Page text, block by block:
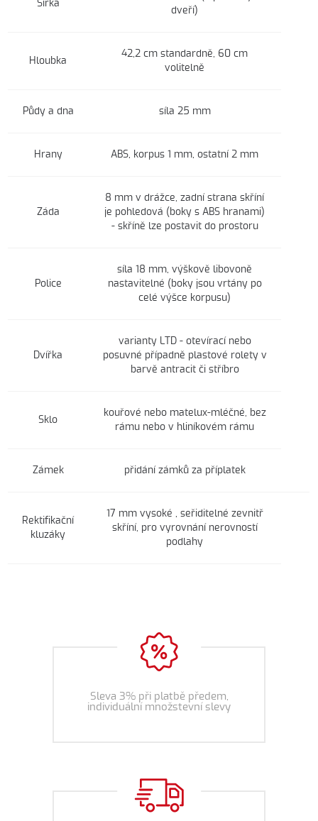
Šířka
dveří)
Hloubka
42,2 cm standardně, 60 cm
volitelně
Půdy a dna síla 25 mm
Hrany ABS, korpus 1 mm, ostatní 2 mm
Záda
8 mm v drážce, zadní strana skříní
je pohledová (boky s ABS hranami)
- skříně lze postavit do prostoru
Police
síla 18 mm, výškově libovoně
nastavitelné (boky jsou vrtány po
celé výšce korpusu)
Dvířka
varianty LTD - otevírací nebo
posuvné případně plastové rolety v
barvě antracit či stříbro
Sklo
kouřové nebo matelux-mléčné, bez
rámu nebo v hliníkovém rámu
Zámek přidání zámků za příplatek
Rektifikační
kluzáky
17 mm vysoké , seřiditelné zevnitř
skříní, pro vyrovnání nerovností
podlahy
Sleva 3% při platbě předem,
individuální množstevní slevy